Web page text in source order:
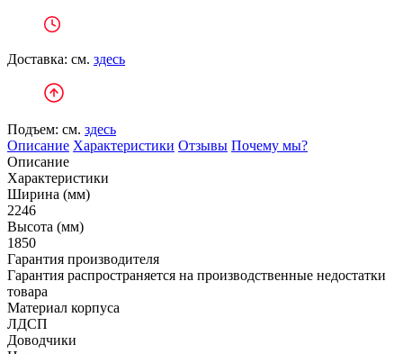
Доставка: см. здесь
Подъем: см. здесь
Описание Характеристики Отзывы Почему мы?
Описание
Характеристики
Ширина (мм)
2246
Высота (мм)
1850
Гарантия производителя
Гарантия распространяется на производственные недостатки
товара
Материал корпуса
ЛДСП
Доводчики